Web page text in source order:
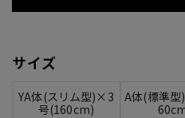
サイズ
YA体(スリム型)×3
号(160cm)
A体(標準